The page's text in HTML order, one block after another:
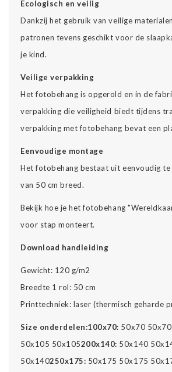
Ecologisch en veilig
Dankzij het gebruik van veilige
patronen tevens geschikt voor de
je kind.
Veilige verpakking
Het fotobehang is opgerold en in de
verpakking die veiligheid biedt tijdens
verpakking met fotobehang bevat een
Eenvoudige montage
Het fotobehang bestaat uit eenvoudig
van 50 cm breed.
Bekijk hoe je het fotobehang
voor stap monteert.
Download handleiding
Gewicht: 120 g/m2
Breedte 1 rol: 50 cm
Printtechniek: laser (thermisch geharde
Size onderdelen:100x70: 50x70 50x70
50x105 50x105200x140: 50x140
50x140250x175: 50x175 50x175